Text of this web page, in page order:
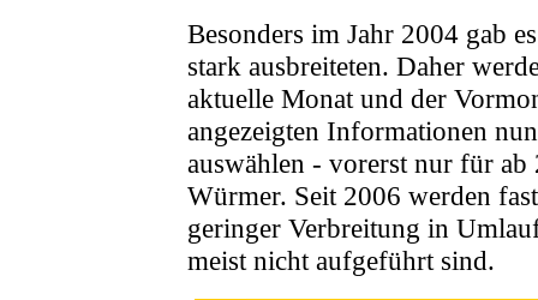
Besonders im Jahr 2004 gab
stark ausbreiteten. Daher
aktuelle Monat und der
angezeigten Informationen
auswählen - vorerst nur für ab
Würmer. Seit 2006 werden
geringer Verbreitung in
meist nicht aufgeführt sind.